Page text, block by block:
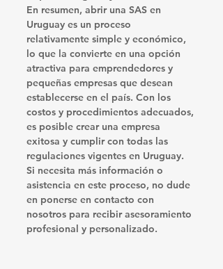
En resumen, abrir una SAS en
Uruguay es un proceso
relativamente simple y económico,
lo que la convierte en una opción
atractiva para emprendedores y
pequeñas empresas que desean
establecerse en el país. Con los
costos y procedimientos adecuados,
es posible crear una empresa
exitosa y cumplir con todas las
regulaciones vigentes en Uruguay.
Si necesita más información o
asistencia en este proceso, no dude
en ponerse en contacto con
nosotros para recibir asesoramiento
profesional y personalizado.